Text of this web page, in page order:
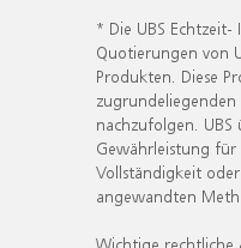
* Die UBS
Quotierungen von
Produkten. Diese
zugrundeliegenden
nachzufolgen.
Gewährleistung
Vollständigkeit
angewandten